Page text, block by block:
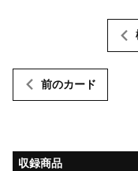
前のカード
収録商品